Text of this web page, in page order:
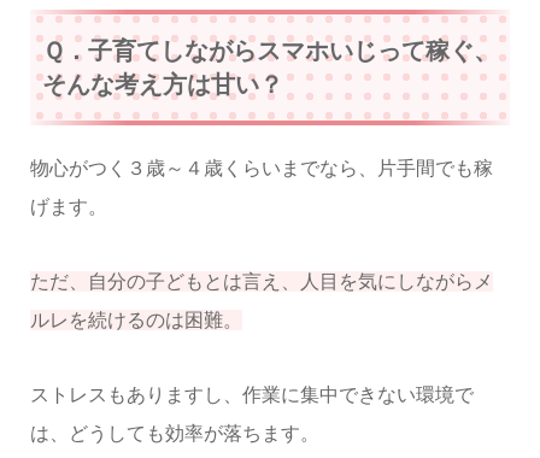
Ｑ．子育てしながらスマホいじって稼ぐ、
そんな考え方は甘い？
物心がつく３歳～４歳くらいまでなら、片手間でも稼
げます。
ただ、自分の子どもとは言え、人目を気にしながらメ
ルレを続けるのは困難。
ストレスもありますし、作業に集中できない環境で
は、どうしても効率が落ちます。